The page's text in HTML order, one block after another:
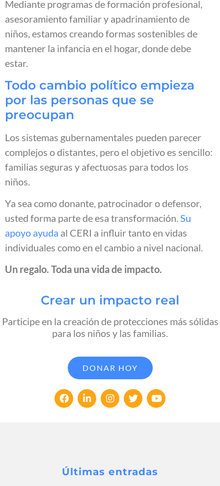
Mediante programas de formación profesional,
asesoramiento familiar y apadrinamiento de
niños, estamos creando formas sostenibles de
mantener la infancia en el hogar, donde debe
estar.
Todo cambio político empieza
por las personas que se
preocupan
Los sistemas gubernamentales pueden parecer
complejos o distantes, pero el objetivo es sencillo:
familias seguras y afectuosas para todos los
niños.
Ya sea como donante, patrocinador o defensor,
usted forma parte de esa transformación.Su
apoyo ayuda al CERI a influir tanto en vidas
individuales como en el cambio a nivel nacional.
Un regalo. Toda una vida de impacto.
Crear un impacto real
Participe en la creación de protecciones más sólidas
para los niños y las familias.
DONAR HOY
Últimas entradas